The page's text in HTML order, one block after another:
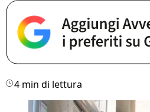
4 min di lettura